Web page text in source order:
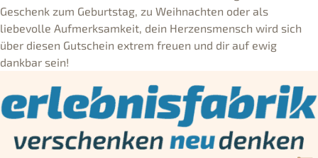
Geschenk zum Geburtstag, zu Weihnachten oder als
liebevolle Aufmerksamkeit, dein Herzensmensch wird sich
über diesen Gutschein extrem freuen und dir auf ewig
dankbar sein!